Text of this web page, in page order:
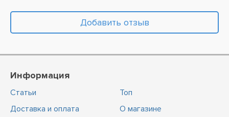
Добавить отзыв
Информация
Статьи
Доставка и оплата
Топ
О магазине